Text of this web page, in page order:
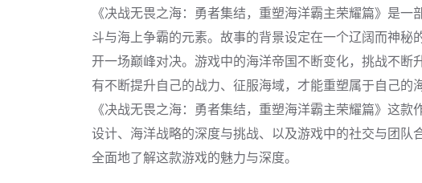
《决战无畏之海：勇者集结，重塑海洋霸主荣耀篇》是
斗与海上争霸的元素。故事的背景设定在一个辽阔而神
开一场巅峰对决。游戏中的海洋帝国不断变化，挑战不
有不断提升自己的战力、征服海域，才能重塑属于自己
《决战无畏之海：勇者集结，重塑海洋霸主荣耀篇》这
设计、海洋战略的深度与挑战、以及游戏中的社交与团
全面地了解这款游戏的魅力与深度。